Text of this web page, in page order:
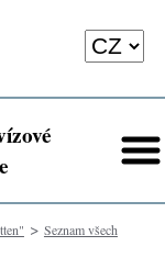
> Seznam všech